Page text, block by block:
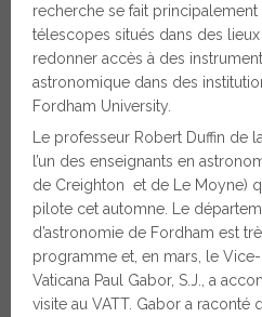
recherche se fait principalement
télescopes situés dans des
redonner accès à des
astronomique dans des
Fordham University.
Le professeur Robert Duffin de
l’un des enseignants en
de Creighton et de Le Moyne)
pilote cet automne. Le
d’astronomie de Fordham est
programme et, en mars, le
Vaticana Paul Gabor, S.J., a
visite au VATT. Gabor a raconté